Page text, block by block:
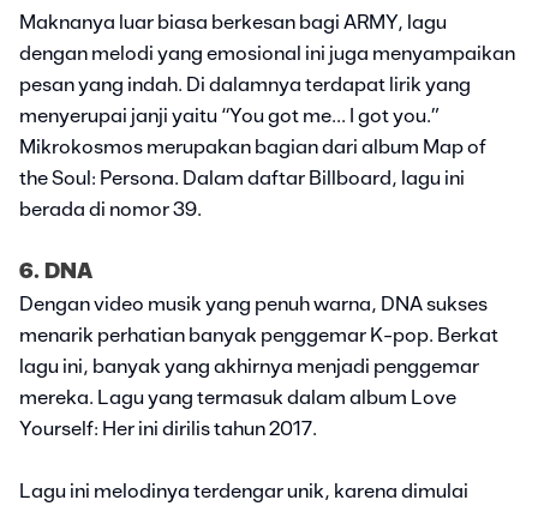
Maknanya luar biasa berkesan bagi ARMY, lagu
dengan melodi yang emosional ini juga menyampaikan
pesan yang indah. Di dalamnya terdapat lirik yang
menyerupai janji yaitu “You got me... I got you.”
Mikrokosmos merupakan bagian dari album Map of
the Soul: Persona. Dalam daftar Billboard, lagu ini
berada di nomor 39.
6. DNA
Dengan video musik yang penuh warna, DNA sukses
menarik perhatian banyak penggemar K-pop. Berkat
lagu ini, banyak yang akhirnya menjadi penggemar
mereka. Lagu yang termasuk dalam album Love
Yourself: Her ini dirilis tahun 2017.
Lagu ini melodinya terdengar unik, karena dimulai